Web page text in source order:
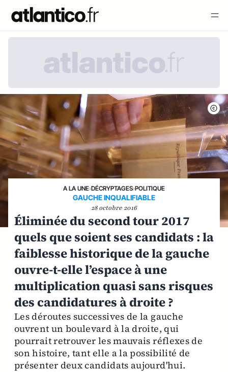
A LA UNE›DÉCRYPTAGES›POLITIQUE
GAUCHE INQUALIFIABLE
28 octobre 2016
Éliminée du second tour 2017
quels que soient ses candidats : la
faiblesse historique de la gauche
ouvre-t-elle l’espace à une
multiplication quasi sans risques
des candidatures à droite ?
Les déroutes successives de la gauche
ouvrent un boulevard à la droite, qui
pourrait retrouver les mauvais réflexes de
son histoire, tant elle a la possibilité de
présenter deux candidats aujourd'hui.